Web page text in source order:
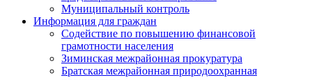
Муниципальный контроль
Информация для граждан
Содействие по повышению финансовой
грамотности населения
Зиминская межрайонная прокуратура
Братская межрайонная природоохранная